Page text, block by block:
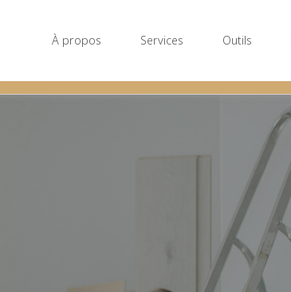
À propos Services Outils